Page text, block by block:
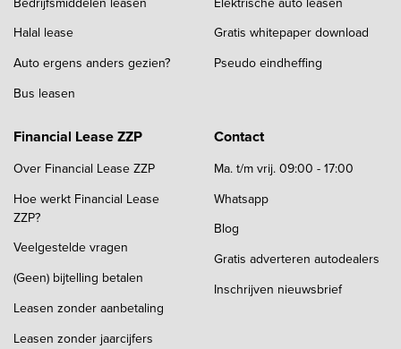
Halal lease
Auto ergens anders gezien?
Bus leasen
Gratis whitepaper download
Pseudo eindheffing
Financial Lease ZZP
Over Financial Lease ZZP
Hoe werkt Financial Lease
ZZP?
Veelgestelde vragen
(Geen) bijtelling betalen
Leasen zonder aanbetaling
Leasen zonder jaarcijfers
Contact
Ma. t/m vrij. 09:00 - 17:00
Whatsapp
Blog
Gratis adverteren autodealers
Inschrijven nieuwsbrief